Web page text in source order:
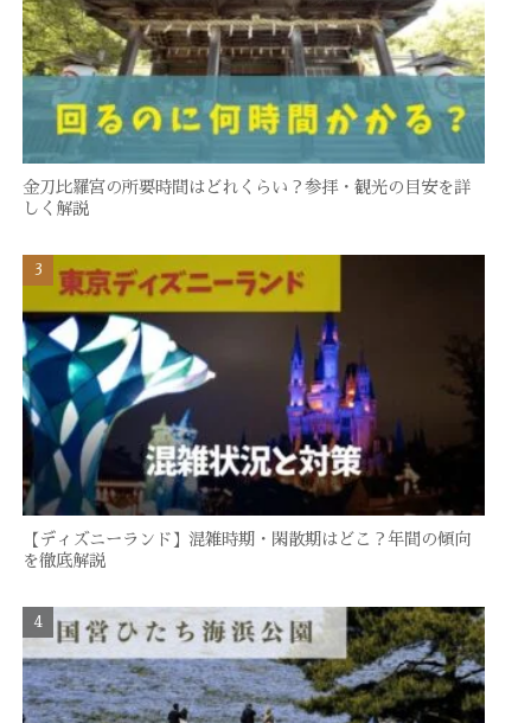
金刀比羅宮の所要時間はどれくらい？参拝・観光の目安を詳
しく解説
【ディズニーランド】混雑時期・閑散期はどこ？年間の傾向
を徹底解説